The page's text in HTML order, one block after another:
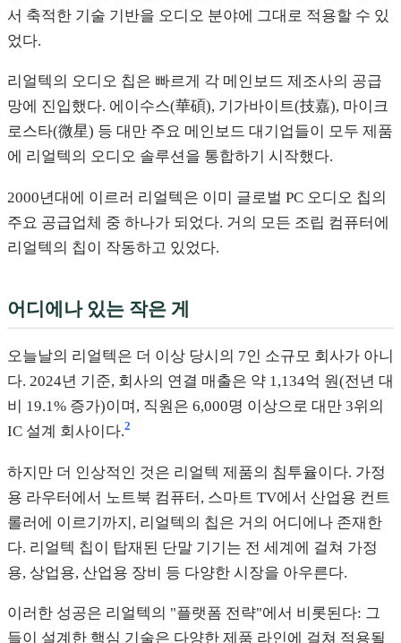
서 축적한 기술 기반을 오디오 분야에 그대로 적용할 수 있
었다.
리얼텍의 오디오 칩은 빠르게 각 메인보드 제조사의 공급
망에 진입했다. 에이수스(華碩), 기가바이트(技嘉), 마이크
로스타(微星) 등 대만 주요 메인보드 대기업들이 모두 제품
에 리얼텍의 오디오 솔루션을 통합하기 시작했다.
2000년대에 이르러 리얼텍은 이미 글로벌 PC 오디오 칩의
주요 공급업체 중 하나가 되었다. 거의 모든 조립 컴퓨터에
리얼텍의 칩이 작동하고 있었다.
어디에나 있는 작은 게
오늘날의 리얼텍은 더 이상 당시의 7인 소규모 회사가 아니
다. 2024년 기준, 회사의 연결 매출은 약 1,134억 원(전년 대
비 19.1% 증가)이며, 직원은 6,000명 이상으로 대만 3위의
IC 설계 회사이다.2
하지만 더 인상적인 것은 리얼텍 제품의 침투율이다. 가정
용 라우터에서 노트북 컴퓨터, 스마트 TV에서 산업용 컨트
롤러에 이르기까지, 리얼텍의 칩은 거의 어디에나 존재한
다. 리얼텍 칩이 탑재된 단말 기기는 전 세계에 걸쳐 가정
용, 상업용, 산업용 장비 등 다양한 시장을 아우른다.
이러한 성공은 리얼텍의 "플랫폼 전략"에서 비롯된다: 그
들이 설계한 핵심 기술은 다양한 제품 라인에 걸쳐 적용될